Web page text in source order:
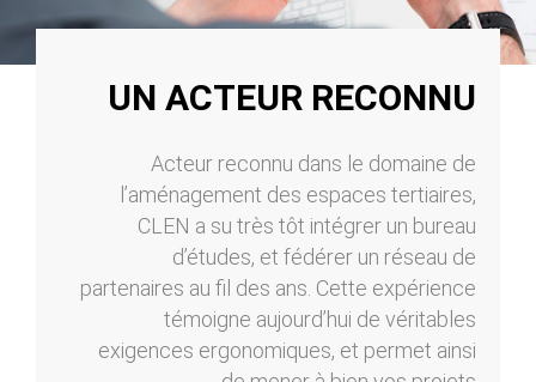
UN ACTEUR RECONNU
Acteur reconnu dans le domaine de
l’aménagement des espaces tertiaires,
CLEN a su très tôt intégrer un bureau
d’études, et fédérer un réseau de
partenaires au fil des ans. Cette expérience
témoigne aujourd’hui de véritables
exigences ergonomiques, et permet ainsi